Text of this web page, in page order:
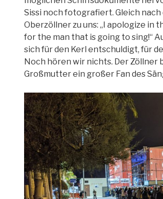
Sissi noch fotografiert. Gleich
Oberzöllner zu uns: „I apologize in
for the man that is going to sing!“
sich für den Kerl entschuldigt, für
Noch hören wir nichts. Der Zöllner
Großmutter ein großer Fan des